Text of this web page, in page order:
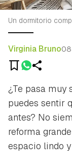
Un dormitorio
Virginia Bruno
¿Te pasa muy
puedes sentir
antes? No
reforma
espacio lindo